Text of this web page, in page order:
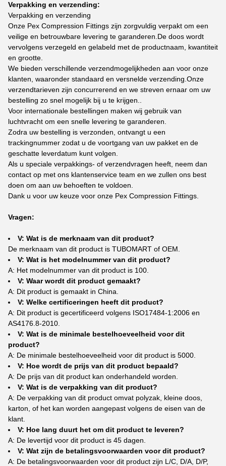
Verpakking en verzending:
Verpakking en verzending
Onze Pex Compression Fittings zijn zorgvuldig verpakt om een
veilige en betrouwbare levering te garanderen.De doos wordt
vervolgens verzegeld en gelabeld met de productnaam, kwantiteit
en grootte.
We bieden verschillende verzendmogelijkheden aan voor onze
klanten, waaronder standaard en versnelde verzending.Onze
verzendtarieven zijn concurrerend en we streven ernaar om uw
bestelling zo snel mogelijk bij u te krijgen..
Voor internationale bestellingen maken wij gebruik van
luchtvracht om een snelle levering te garanderen.
Zodra uw bestelling is verzonden, ontvangt u een
trackingnummer zodat u de voortgang van uw pakket en de
geschatte leverdatum kunt volgen.
Als u speciale verpakkings- of verzendvragen heeft, neem dan
contact op met ons klantenservice team en we zullen ons best
doen om aan uw behoeften te voldoen.
Dank u voor uw keuze voor onze Pex Compression Fittings.
Vragen:
V: Wat is de merknaam van dit product?
De merknaam van dit product is TUBOMART of OEM.
V: Wat is het modelnummer van dit product?
A: Het modelnummer van dit product is 100.
V: Waar wordt dit product gemaakt?
A: Dit product is gemaakt in China.
V: Welke certificeringen heeft dit product?
A: Dit product is gecertificeerd volgens ISO17484-1:2006 en
AS4176.8-2010.
V: Wat is de minimale bestelhoeveelheid voor dit
product?
A: De minimale bestelhoeveelheid voor dit product is 5000.
V: Hoe wordt de prijs van dit product bepaald?
A: De prijs van dit product kan onderhandeld worden.
V: Wat is de verpakking van dit product?
A: De verpakking van dit product omvat polyzak, kleine doos,
karton, of het kan worden aangepast volgens de eisen van de
klant.
V: Hoe lang duurt het om dit product te leveren?
A: De levertijd voor dit product is 45 dagen.
V: Wat zijn de betalingsvoorwaarden voor dit product?
A: De betalingsvoorwaarden voor dit product zijn L/C, D/A, D/P,